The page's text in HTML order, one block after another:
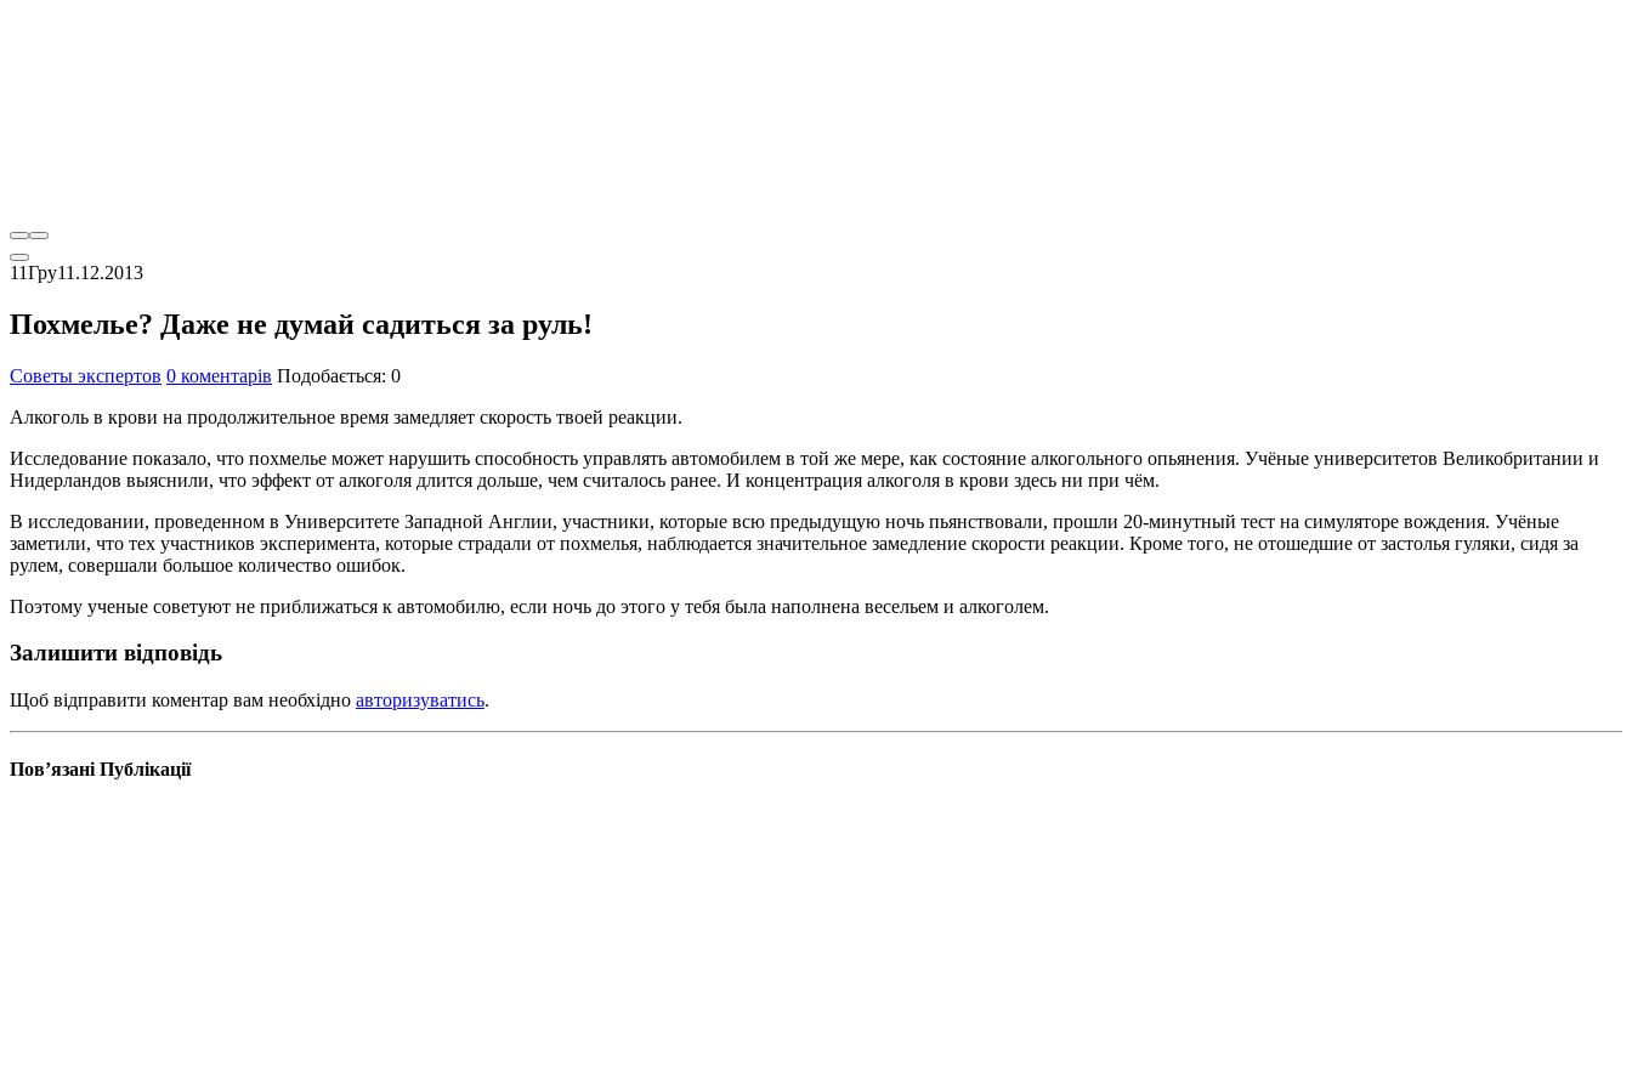
11Гру11.12.2013
Похмелье? Даже не думай садиться за руль!
Советы экспертов 0 коментарів Подобається: 0
Алкоголь в крови на продолжительное время замедляет скорость твоей реакции.
Исследование показало, что похмелье может нарушить способность управлять автомобилем в той же мере, как состояние алкогольного опьянения. Учёные университетов Великобритании и
Нидерландов выяснили, что эффект от алкоголя длится дольше, чем считалось ранее. И концентрация алкоголя в крови здесь ни при чём.
В исследовании, проведенном в Университете Западной Англии, участники, которые всю предыдущую ночь пьянствовали, прошли 20-минутный тест на симуляторе вождения. Учёные
заметили, что тех участников эксперимента, которые страдали от похмелья, наблюдается значительное замедление скорости реакции. Кроме того, не отошедшие от застолья гуляки, сидя за
рулем, совершали большое количество ошибок.
Поэтому ученые советуют не приближаться к автомобилю, если ночь до этого у тебя была наполнена весельем и алкоголем.
Залишити відповідь
Щоб відправити коментар вам необхідно авторизуватись.
Пов’язані Публікації